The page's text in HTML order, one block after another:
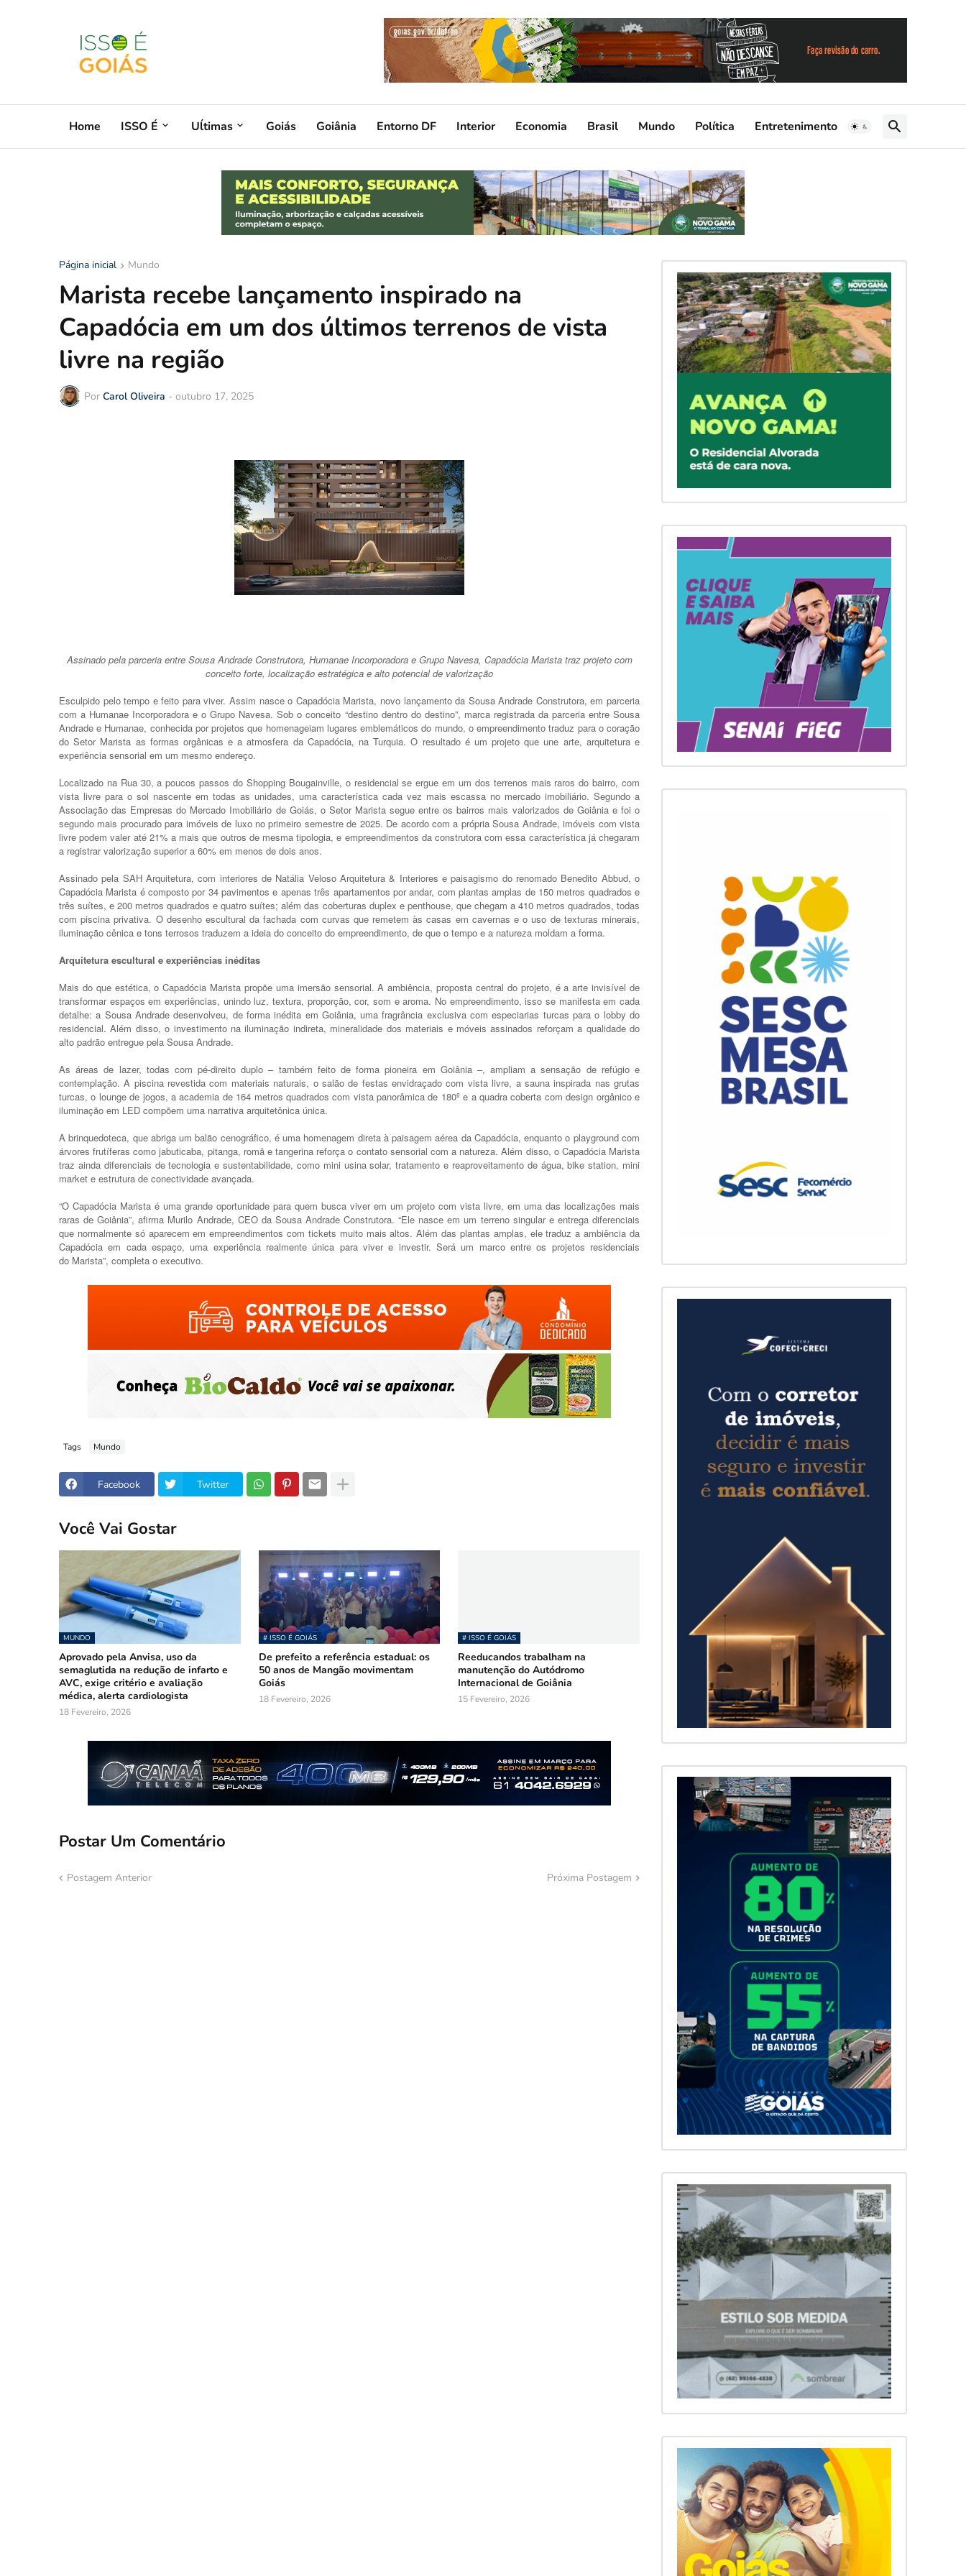
Home ISSO É Uĺtimas Goiás Goiânia Entorno DF Interior Economia Brasil Mundo Política Entretenimento
Página inicial Mundo
Marista recebe lançamento inspirado na
Capadócia em um dos últimos terrenos de vista
livre na região
Por Carol Oliveira - outubro 17, 2025
Assinado pela parceria entre Sousa Andrade Construtora, Humanae Incorporadora e Grupo Navesa, Capadócia Marista traz projeto com
conceito forte, localização estratégica e alto potencial de valorização
Esculpido pelo tempo e feito para viver. Assim nasce o Capadócia Marista, novo lançamento da Sousa Andrade Construtora, em parceria
com a Humanae Incorporadora e o Grupo Navesa. Sob o conceito “destino dentro do destino”, marca registrada da parceria entre Sousa
Andrade e Humanae, conhecida por projetos que homenageiam lugares emblemáticos do mundo, o empreendimento traduz para o coração
do Setor Marista as formas orgânicas e a atmosfera da Capadócia, na Turquia. O resultado é um projeto que une arte, arquitetura e
experiência sensorial em um mesmo endereço.
Localizado na Rua 30, a poucos passos do Shopping Bougainville, o residencial se ergue em um dos terrenos mais raros do bairro, com
vista livre para o sol nascente em todas as unidades, uma característica cada vez mais escassa no mercado imobiliário. Segundo a
Associação das Empresas do Mercado Imobiliário de Goiás, o Setor Marista segue entre os bairros mais valorizados de Goiânia e foi o
segundo mais procurado para imóveis de luxo no primeiro semestre de 2025. De acordo com a própria Sousa Andrade, imóveis com vista
livre podem valer até 21% a mais que outros de mesma tipologia, e empreendimentos da construtora com essa característica já chegaram
a registrar valorização superior a 60% em menos de dois anos.
Assinado pela SAH Arquitetura, com interiores de Natália Veloso Arquitetura & Interiores e paisagismo do renomado Benedito Abbud, o
Capadócia Marista é composto por 34 pavimentos e apenas três apartamentos por andar, com plantas amplas de 150 metros quadrados e
três suítes, e 200 metros quadrados e quatro suítes; além das coberturas duplex e penthouse, que chegam a 410 metros quadrados, todas
com piscina privativa. O desenho escultural da fachada com curvas que remetem às casas em cavernas e o uso de texturas minerais,
iluminação cênica e tons terrosos traduzem a ideia do conceito do empreendimento, de que o tempo e a natureza moldam a forma.
Arquitetura escultural e experiências inéditas
Mais do que estética, o Capadócia Marista propõe uma imersão sensorial. A ambiência, proposta central do projeto, é a arte invisível de
transformar espaços em experiências, unindo luz, textura, proporção, cor, som e aroma. No empreendimento, isso se manifesta em cada
detalhe: a Sousa Andrade desenvolveu, de forma inédita em Goiânia, uma fragrância exclusiva com especiarias turcas para o lobby do
residencial. Além disso, o investimento na iluminação indireta, mineralidade dos materiais e móveis assinados reforçam a qualidade do
alto padrão entregue pela Sousa Andrade.
As áreas de lazer, todas com pé-direito duplo – também feito de forma pioneira em Goiânia –, ampliam a sensação de refúgio e
contemplação. A piscina revestida com materiais naturais, o salão de festas envidraçado com vista livre, a sauna inspirada nas grutas
turcas, o lounge de jogos, a academia de 164 metros quadrados com vista panorâmica de 180º e a quadra coberta com design orgânico e
iluminação em LED compõem uma narrativa arquitetônica única.
A brinquedoteca, que abriga um balão cenográfico, é uma homenagem direta à paisagem aérea da Capadócia, enquanto o playground com
árvores frutíferas como jabuticaba, pitanga, romã e tangerina reforça o contato sensorial com a natureza. Além disso, o Capadócia Marista
traz ainda diferenciais de tecnologia e sustentabilidade, como mini usina solar, tratamento e reaproveitamento de água, bike station, mini
market e estrutura de conectividade avançada.
“O Capadócia Marista é uma grande oportunidade para quem busca viver em um projeto com vista livre, em uma das localizações mais
raras de Goiânia”, afirma Murilo Andrade, CEO da Sousa Andrade Construtora. “Ele nasce em um terreno singular e entrega diferenciais
que normalmente só aparecem em empreendimentos com tickets muito mais altos. Além das plantas amplas, ele traduz a ambiência da
Capadócia em cada espaço, uma experiência realmente única para viver e investir. Será um marco entre os projetos residenciais
do Marista”, completa o executivo.
Tags Mundo
Facebook Twitter
Você Vai Gostar
MUNDO
Aprovado pela Anvisa, uso da
semaglutida na redução de infarto e
AVC, exige critério e avaliação
médica, alerta cardiologista
18 Fevereiro, 2026
# ISSO É GOIÁS
De prefeito a referência estadual: os
50 anos de Mangão movimentam
Goiás
18 Fevereiro, 2026
# ISSO É GOIÁS
Reeducandos trabalham na
manutenção do Autódromo
Internacional de Goiânia
15 Fevereiro, 2026
Postar Um Comentário
Postagem Anterior Próxima Postagem